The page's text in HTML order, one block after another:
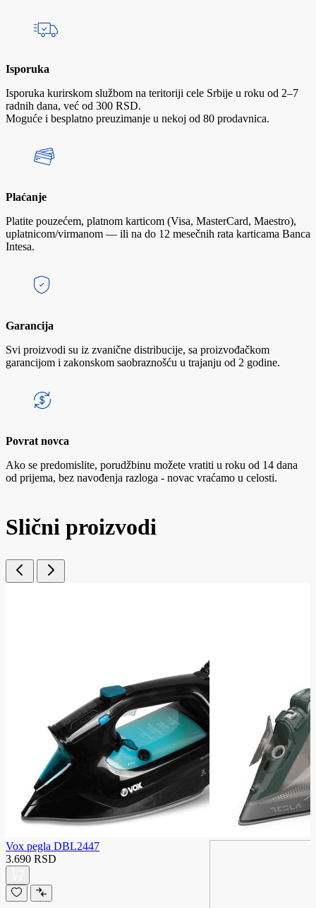
Isporuka
Isporuka kurirskom službom na teritoriji cele Srbije u roku od 2–7
radnih dana, već od 300 RSD.
Moguće i besplatno preuzimanje u nekoj od 80 prodavnica.
Plaćanje
Platite pouzećem, platnom karticom (Visa, MasterCard, Maestro),
uplatnicom/virmanom — ili na do 12 mesečnih rata karticama Banca
Intesa.
Garancija
Svi proizvodi su iz zvanične distribucije, sa proizvođačkom
garancijom i zakonskom saobraznošću u trajanju od 2 godine.
Povrat novca
Ako se predomislite, porudžbinu možete vratiti u roku od 14 dana
od prijema, bez navođenja razloga - novac vraćamo u celosti.
Slični proizvodi
Vox pegla DBL2447
3.690 RSD